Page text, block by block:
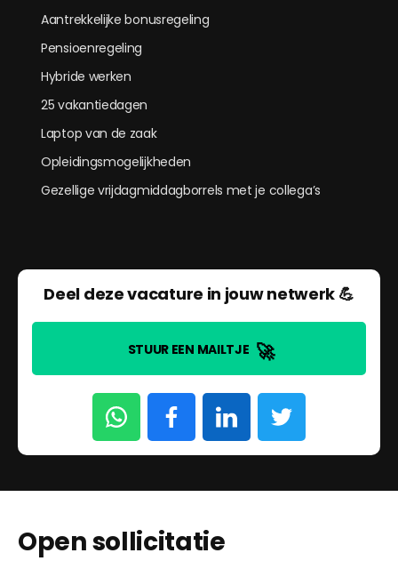
Aantrekkelijke bonusregeling
Pensioenregeling
Hybride werken
25 vakantiedagen
Laptop van de zaak
Opleidingsmogelijkheden
Gezellige vrijdagmiddagborrels met je collega’s
Deel deze vacature in jouw netwerk 💪
STUUR EEN MAILTJE 🚀
Open sollicitatie